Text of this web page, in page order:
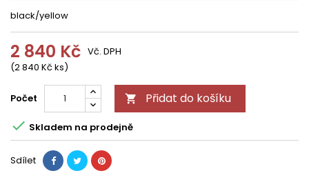
black/yellow
2 840 Kč
(2 840 Kč ks)
Vč. DPH
Počet  Přidat do košíku
 Skladem na prodejně
Sdílet